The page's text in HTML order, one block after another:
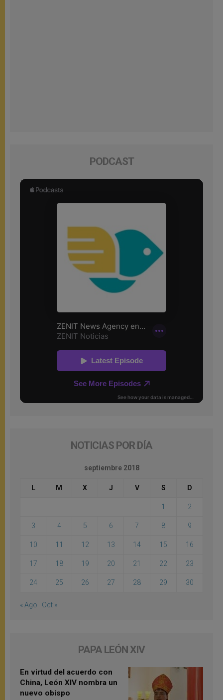
PODCAST
NOTICIAS POR DÍA
septiembre 2018
L M X J V S D
1 2
3 4 5 6 7 8 9
10 11 12 13 14 15 16
17 18 19 20 21 22 23
24 25 26 27 28 29 30
« Ago Oct »
PAPA LEÓN XIV
En virtud del acuerdo con
China, León XIV nombra un
nuevo obispo